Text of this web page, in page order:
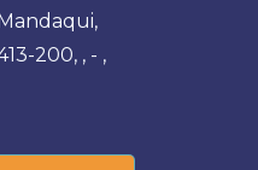
200, , - ,